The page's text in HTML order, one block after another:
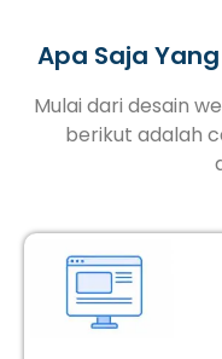
Apa Saja
Mulai dari desain
berikut adalah